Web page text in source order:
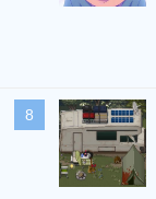
8